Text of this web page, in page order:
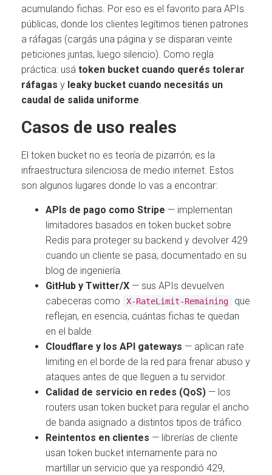
acumulando fichas. Por eso es el favorito para APIs
públicas, donde los clientes legítimos tienen patrones
a ráfagas (cargás una página y se disparan veinte
peticiones juntas, luego silencio). Como regla
práctica: usá token bucket cuando querés tolerar
ráfagas y leaky bucket cuando necesitás un
caudal de salida uniforme
Casos de uso reales
El token bucket no es teoría de pizarrón; es la
infraestructura silenciosa de medio internet. Estos
son algunos lugares donde lo vas a encontrar:
APIs de pago como Stripe — implementan
limitadores basados en token bucket sobre
Redis para proteger su backend y devolver 429
cuando un cliente se pasa, documentado en su
blog de ingeniería.
GitHub y Twitter/X — sus APIs devuelven
cabeceras como
X-RateLimit-Remaining
que
reflejan, en esencia, cuántas fichas te quedan
en el balde.
Cloudflare y los API gateways — aplican rate
limiting en el borde de la red para frenar abuso y
ataques antes de que lleguen a tu servidor.
Calidad de servicio en redes (QoS) — los
routers usan token bucket para regular el ancho
de banda asignado a distintos tipos de tráfico.
Reintentos en clientes — librerías de cliente
usan token bucket internamente para no
martillar un servicio que ya respondió 429,